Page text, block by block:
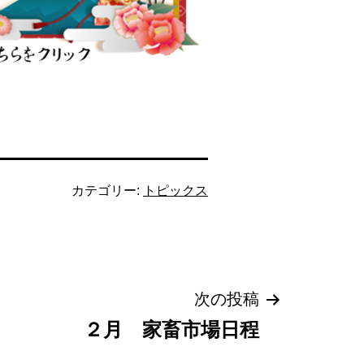
カテゴリー: トピックス
次の投稿
２月 家畜市場日程